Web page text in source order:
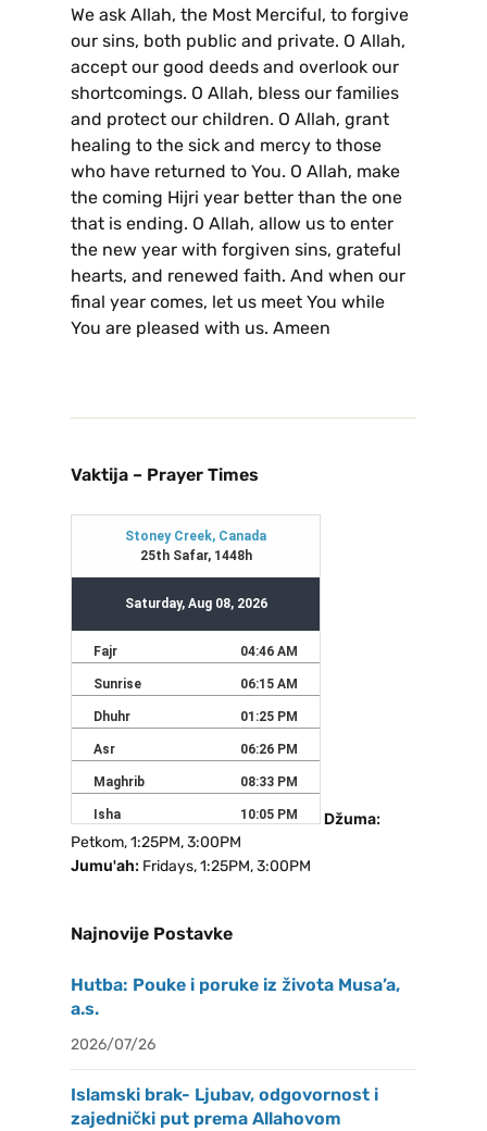
We ask Allah, the Most Merciful, to forgive
our sins, both public and private. O Allah,
accept our good deeds and overlook our
shortcomings. O Allah, bless our families
and protect our children. O Allah, grant
healing to the sick and mercy to those
who have returned to You. O Allah, make
the coming Hijri year better than the one
that is ending. O Allah, allow us to enter
the new year with forgiven sins, grateful
hearts, and renewed faith. And when our
final year comes, let us meet You while
You are pleased with us. Ameen
Vaktija – Prayer Times
Džuma:
Petkom, 1:25PM, 3:00PM
Jumu'ah: Fridays, 1:25PM, 3:00PM
Najnovije Postavke
Hutba: Pouke i poruke iz života Musa’a,
a.s.
2026/07/26
Islamski brak- Ljubav, odgovornost i
zajednički put prema Allahovom